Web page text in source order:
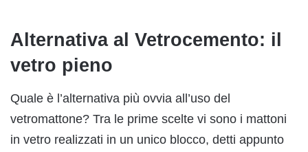
Alternativa al Vetrocemento: il
vetro pieno
Quale è l’alternativa più ovvia all’uso del
vetromattone? Tra le prime scelte vi sono i mattoni
in vetro realizzati in un unico blocco, detti appunto